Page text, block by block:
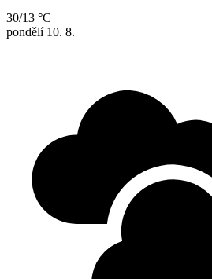
30/13 °C
pondělí 10. 8.